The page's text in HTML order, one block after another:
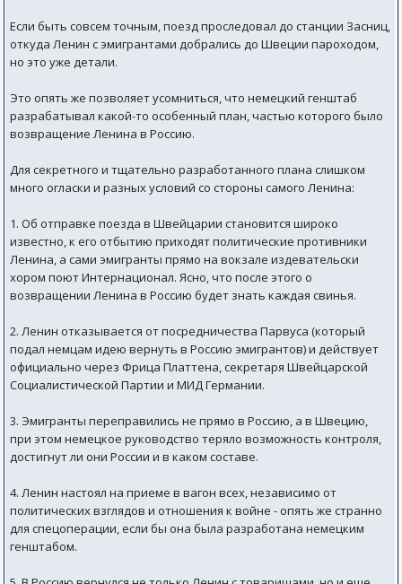
Если быть совсем точным, поезд проследовал до станции Засниц,
откуда Ленин с эмигрантами добрались до Швеции пароходом,
но это уже детали.
Это опять же позволяет усомниться, что немецкий генштаб
разрабатывал какой-то особенный план, частью которого было
возвращение Ленина в Россию.
Для секретного и тщательно разработанного плана слишком
много огласки и разных условий со стороны самого Ленина:
1. Об отправке поезда в Швейцарии становится широко
известно, к его отбытию приходят политические противники
Ленина, а сами эмигранты прямо на вокзале издевательски
хором поют Интернационал. Ясно, что после этого о
возвращении Ленина в Россию будет знать каждая свинья.
2. Ленин отказывается от посредничества Парвуса (который
подал немцам идею вернуть в Россию эмигрантов) и действует
официально через Фрица Платтена, секретаря Швейцарской
Социалистической Партии и МИД Германии.
3. Эмигранты переправились не прямо в Россию, а в Швецию,
при этом немецкое руководство теряло возможность контроля,
достигнут ли они России и в каком составе.
4. Ленин настоял на приеме в вагон всех, независимо от
политических взглядов и отношения к войне - опять же странно
для спецоперации, если бы она была разработана немецким
генштабом.